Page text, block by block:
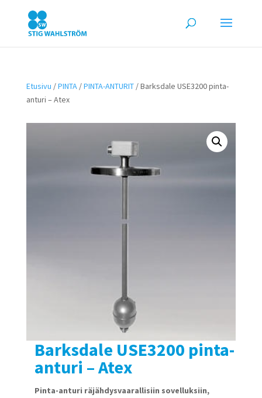
Etusivu /PINTA/PINTA-ANTURIT/ Barksdale USE3200 pinta-
anturi – Atex
Barksdale USE3200 pinta-
anturi – Atex
Pinta-anturi räjähdysvaarallisiin sovelluksiin,